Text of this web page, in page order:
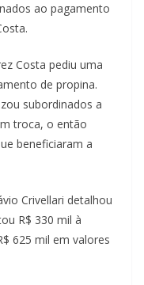
ao pagamento
Costa pediu uma
de propina.
subordinados a
troca, o então
beneficiaram a
Crivellari detalhou
R$ 330 mil à
625 mil em valores